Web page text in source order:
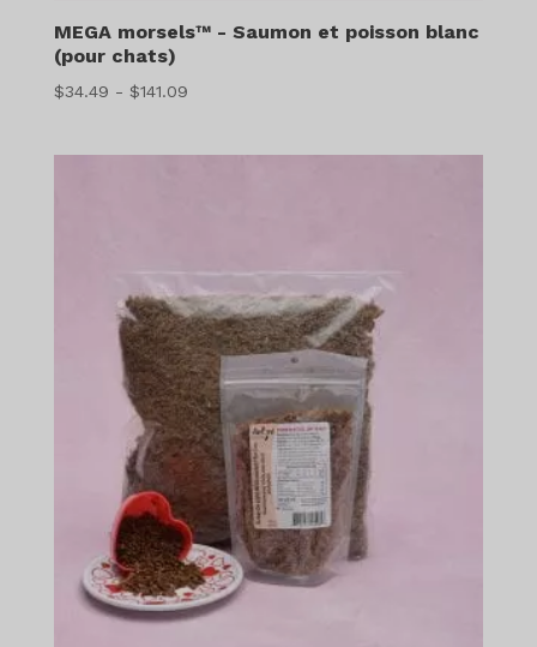
MEGA morsels™ - Saumon et poisson blanc
(pour chats)
$34.49 - $141.09Gamme